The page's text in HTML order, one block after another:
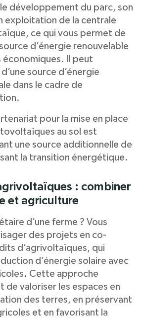
développement du parc, son
exploitation de la centrale
ce qui vous permet de
d’énergie renouvelable
Il peut
source d’énergie
dans le cadre de
pour la mise en place
au sol est
une source additionnelle de
la transition énergétique.
: combiner
et agriculture
d’une ferme ? Vous
des projets en co-
d’agrivoltaïques, qui
d’énergie solaire avec
Cette approche
de valoriser les espaces en
des terres, en préservant
et en favorisant la